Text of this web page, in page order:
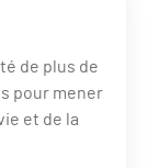
de plus de
pour mener
et de la